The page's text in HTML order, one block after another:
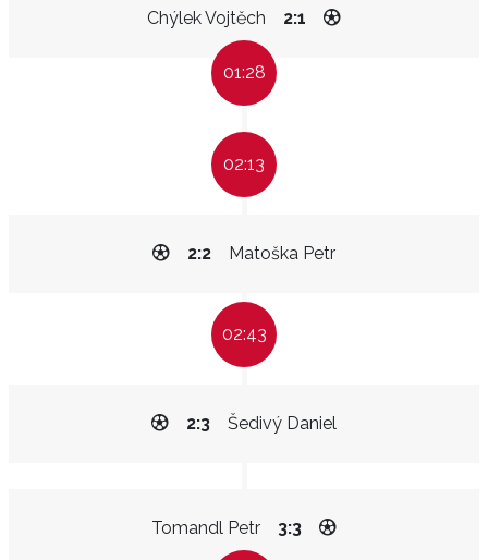
Chýlek Vojtěch 2:1
01:28
02:13
Matoška Petr
2:2
02:43
Šedivý Daniel
2:3
Tomandl Petr 3:3